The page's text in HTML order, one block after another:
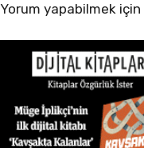
Yorum yapabilmek için